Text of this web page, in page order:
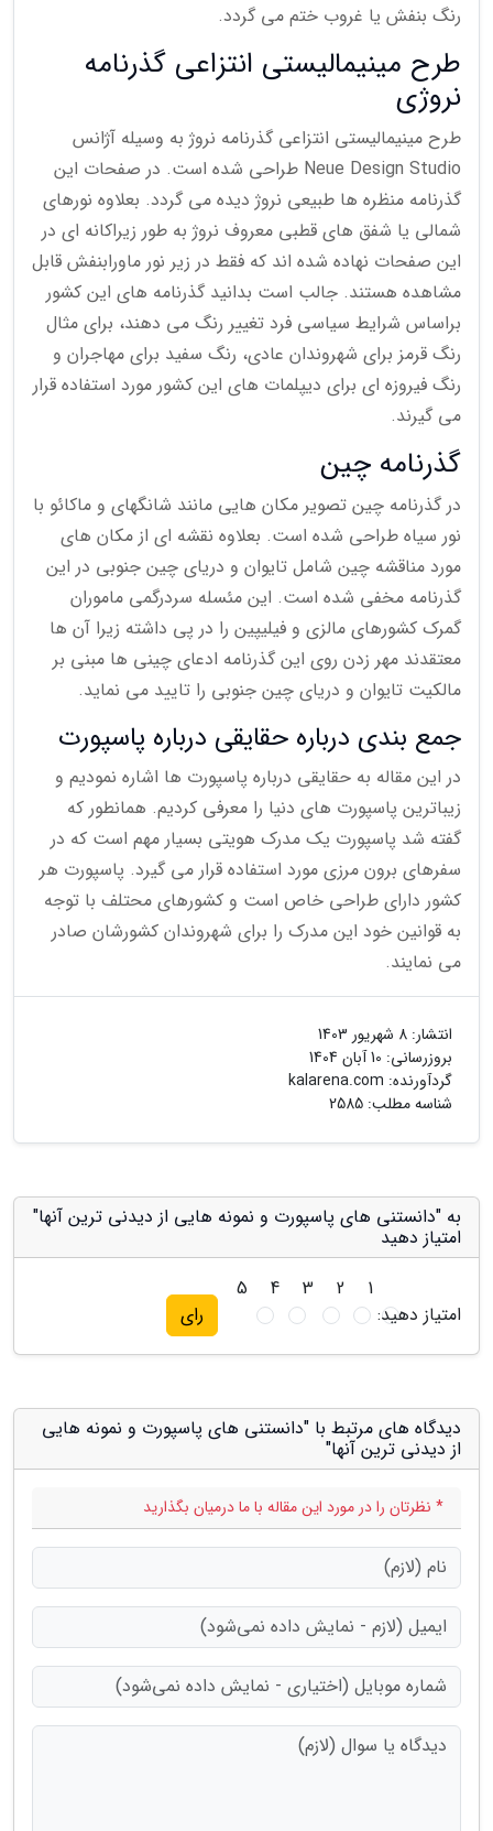
رنگ بنفش یا غروب ختم می گردد.
طرح مینیمالیستی انتزاعی گذرنامه
نروژی
طرح مینیمالیستی انتزاعی گذرنامه نروژ به وسیله آژانس
Neue Design Studio طراحی شده است. در صفحات این
گذرنامه منظره ها طبیعی نروژ دیده می گردد. بعلاوه نورهای
شمالی یا شفق های قطبی معروف نروژ به طور زیراکانه ای در
این صفحات نهاده شده اند که فقط در زیر نور ماورابنفش قابل
مشاهده هستند. جالب است بدانید گذرنامه های این کشور
براساس شرایط سیاسی فرد تغییر رنگ می دهند، برای مثال
رنگ قرمز برای شهروندان عادی، رنگ سفید برای مهاجران و
رنگ فیروزه ای برای دیپلمات های این کشور مورد استفاده قرار
می گیرند.
گذرنامه چین
در گذرنامه چین تصویر مکان هایی مانند شانگهای و ماکائو با
نور سیاه طراحی شده است. بعلاوه نقشه ای از مکان های
مورد مناقشه چین شامل تایوان و دریای چین جنوبی در این
گذرنامه مخفی شده است. این مئسله سردرگمی ماموران
گمرک کشورهای مالزی و فیلیپین را در پی داشته زیرا آن ها
معتقدند مهر زدن روی این گذرنامه ادعای چینی ها مبنی بر
مالکیت تایوان و دریای چین جنوبی را تایید می نماید.
جمع بندی درباره حقایقی درباره پاسپورت
در این مقاله به حقایقی درباره پاسپورت ها اشاره نمودیم و
زیباترین پاسپورت های دنیا را معرفی کردیم. همانطور که
گفته شد پاسپورت یک مدرک هویتی بسیار مهم است که در
سفرهای برون مرزی مورد استفاده قرار می گیرد. پاسپورت هر
کشور دارای طراحی خاص است و کشورهای محتلف با توجه
به قوانین خود این مدرک را برای شهروندان کشورشان صادر
می نمایند.
انتشار: 8 شهریور 1403
بروزرسانی: 10 آبان 1404
گردآورنده: kalarena.com
شناسه مطلب: 2585
به "دانستنی های پاسپورت و نمونه هایی از دیدنی ترین آنها"
امتیاز دهید
امتیاز دهید:
1
2
3
4
5
رای
دیدگاه های مرتبط با "دانستنی های پاسپورت و نمونه هایی
از دیدنی ترین آنها"
* نظرتان را در مورد این مقاله با ما درمیان بگذارید